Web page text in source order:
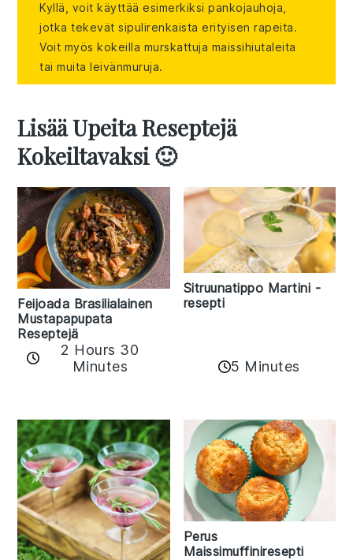
Kyllä, voit käyttää esimerkiksi pankojauhoja,
jotka tekevät sipulirenkaista erityisen rapeita.
Voit myös kokeilla murskattuja maissihiutaleita
tai muita leivänmuruja.
Lisää Upeita Reseptejä
Kokeiltavaksi 🙂
Feijoada Brasilialainen
Mustapapupata
Reseptejä
2 Hours 30
Minutes
Sitruunatippo Martini -
resepti
5 Minutes
Perus
Maissimuffiniresepti